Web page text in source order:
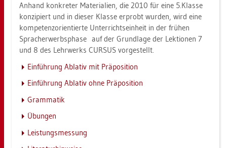
An­hand kon­kre­ter Ma­te­ria­li­en, die 2010 für eine 5.​Klas­se
kon­zi­piert und in die­ser Klas­se er­probt wur­den, wird eine
kom­pe­tenz­ori­en­tier­te Un­ter­richts­ein­heit in der frü­hen
Sprach­er­werbs­pha­se auf der Grund­la­ge der Lek­tio­nen 7
und 8 des Lehr­werks CUR­SUS vor­ge­stellt.
Ein­füh­rung Ab­la­tiv mit Prä­po­si­ti­on
Ein­füh­rung Ab­la­tiv ohne Prä­po­si­ti­on
Gram­ma­tik
Übun­gen
Leis­tungs­mes­sung